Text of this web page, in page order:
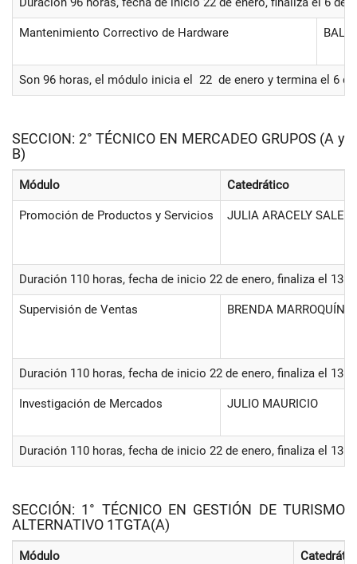
Mantenimiento Correctivo de Hardware
Son 96 horas, el módulo inicia el 22 de enero y termina el 6
SECCION: 2° TÉCNICO EN MERCADEO GRUPOS (A y
B)
Módulo Catedrático
Promoción de Productos y Servicios JULIA ARACELY SALES
Duración 110 horas, fecha de inicio 22 de enero, finaliza el 13
Supervisión de Ventas BRENDA MARROQUÍN
Duración 110 horas, fecha de inicio 22 de enero, finaliza el 13
Investigación de Mercados JULIO MAURICIO
Duración 110 horas, fecha de inicio 22 de enero, finaliza el 13
SECCIÓN: 1° TÉCNICO EN GESTIÓN DE TURISMO
ALTERNATIVO 1TGTA(A)
Módulo